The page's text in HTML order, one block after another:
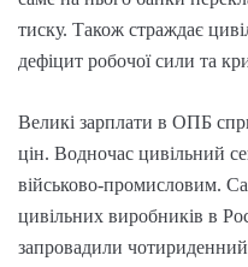
тиску. Також страждає
дефіцит робочої сили та
Великі зарплати в ОПБ
цін. Водночас цивільний
військово-промисловим.
цивільних виробників в
запровадили